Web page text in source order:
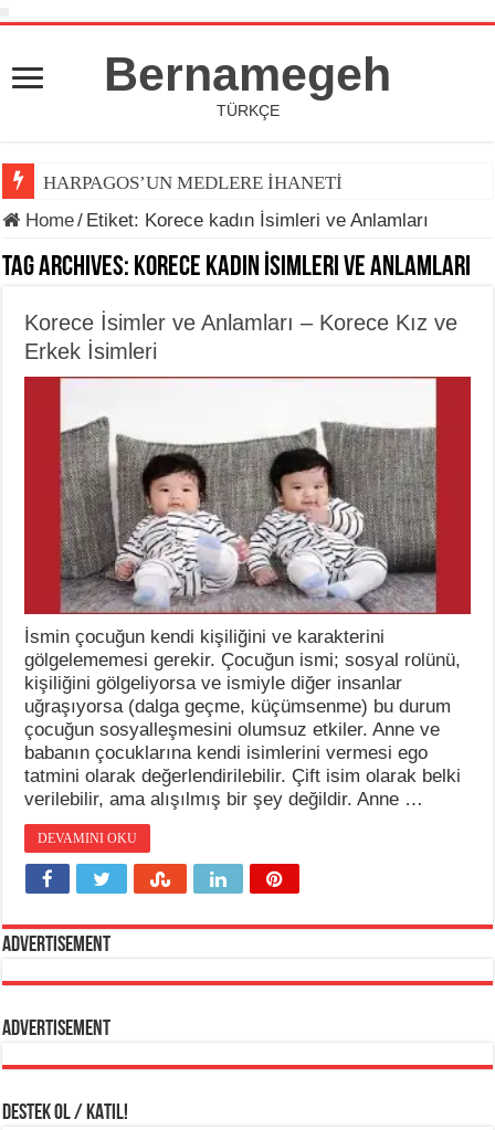
Bernamegeh
TÜRKÇE
HARPAGOS’UN MEDLERE İHANETİ
Home/ Etiket: Korece kadın İsimleri ve Anlamları
Tag Archives: Korece kadın İsimleri ve Anlamları
Korece İsimler ve Anlamları – Korece Kız ve
Erkek İsimleri
İsmin çocuğun kendi kişiliğini ve karakterini
gölgelememesi gerekir. Çocuğun ismi; sosyal rolünü,
kişiliğini gölgeliyorsa ve ismiyle diğer insanlar
uğraşıyorsa (dalga geçme, küçümsenme) bu durum
çocuğun sosyalleşmesini olumsuz etkiler. Anne ve
babanın çocuklarına kendi isimlerini vermesi ego
tatmini olarak değerlendirilebilir. Çift isim olarak belki
verilebilir, ama alışılmış bir şey değildir. Anne …
DEVAMINI OKU
Advertisement
Advertisement
DESTEK OL / KATIL!